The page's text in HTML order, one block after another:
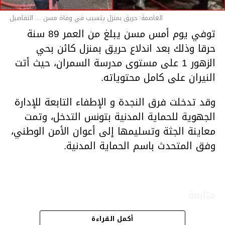
العاصمة: حريق بمنزل يتسبب في وفاة مسن ... التفاصيل
توفي يوم أمس مسن يبلغ من العمر 89 سنة
حرقا وذلك بعد اندلاع حريق بمنزل كائن بحي
الزهور 1 على مستوى مدرسة السمران، حيث أتت
النيران على كامل محتوياته.
وقد تدخلت فرق النجدة و الإطفاء التابعة للإدارة
الجهوية للحماية المدنية بتونس التدخل، وتمت
معاينة الجثة وتسليمها إلى أعوان الأمن الوطني،
وفق المتحدث باسم الحماية المدنية.
أكمل القراءة